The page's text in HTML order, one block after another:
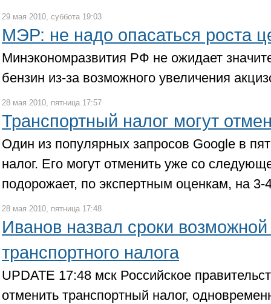
29 мая 2010, суббота 19:03
МЭР: не надо опасаться роста
Минэкономразвития РФ не ожидает
бензин из-за возможного увеличения
28 мая 2010, пятница 17:57
Транспортный налог могут
Один из популярных запросов Google в
налог. Его могут отменить уже со
подорожает, по экспертным оценкам, на 3-
28 мая 2010, пятница 17:48
Иванов назвал сроки
транспортного налога
UPDATE 17:48 мск Российское
отменить транспортный налог,